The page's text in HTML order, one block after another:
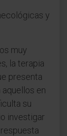
y
muy
la terapia
presenta
en
su
investigar